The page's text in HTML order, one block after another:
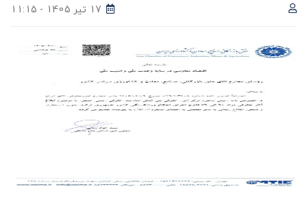
17 تیر 1405 - 11:15